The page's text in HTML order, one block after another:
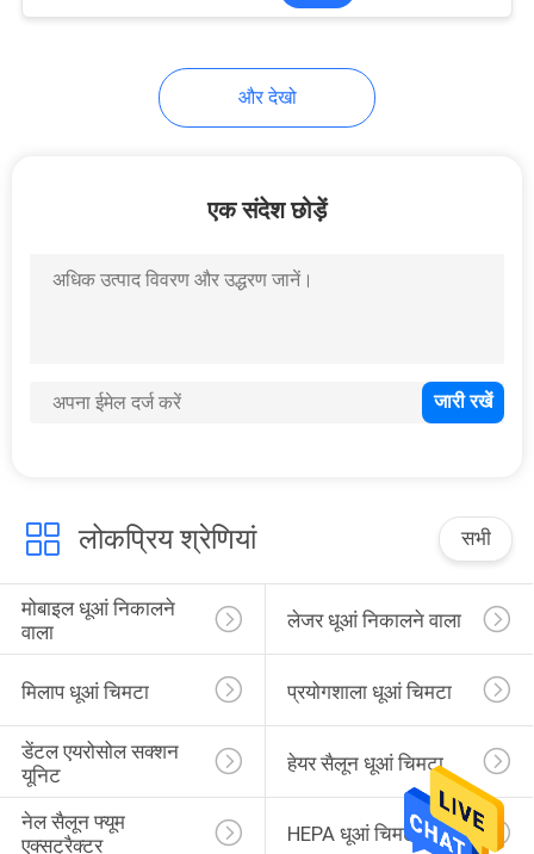
यूवी वायु शोधक
उपकरण
मोक्सीबस्टन मशीन
1
और देखो
एक संदेश छोड़ें
लोकप्रिय श्रेणियां सभी
मोबाइल धूआं निकालने
वाला
लेजर धूआं निकालने वाला
मिलाप धूआं चिमटा प्रयोगशाला धूआं चिमटा
डेंटल एयरोसोल सक्शन
यूनिट
हेयर सैलून धूआं चिमटा
नेल सैलून फ्यूम
एक्सट्रैक्टर
HEPA धूआं चिमटा